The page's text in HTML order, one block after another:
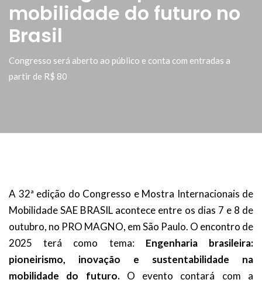
mobilidade do futuro no
Brasil
Congresso será aberto ao público e conta com entradas a
partir de R$ 80
A 32ª edição do Congresso e Mostra Internacionais de
Mobilidade SAE BRASIL acontece entre os dias 7 e 8 de
outubro, no PRO MAGNO, em São Paulo. O encontro de
2025 terá como tema: Engenharia brasileira:
pioneirismo, inovação e sustentabilidade na
mobilidade do futuro. O evento contará com a